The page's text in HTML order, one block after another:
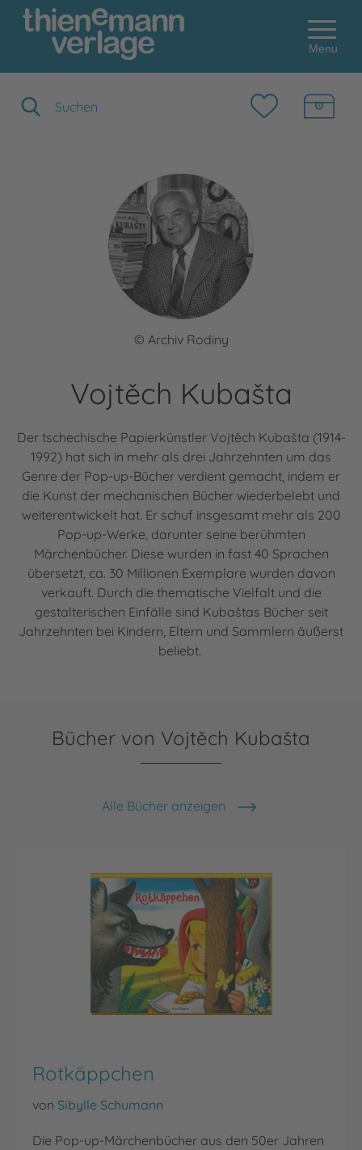
Menu
© Archiv Rodiny
Vojtěch Kubašta
Der tschechische Papierkünstler Vojtěch Kubašta (1914-
1992) hat sich in mehr als drei Jahrzehnten um das
Genre der Pop-up-Bücher verdient gemacht, indem er
die Kunst der mechanischen Bücher wiederbelebt und
weiterentwickelt hat. Er schuf insgesamt mehr als 200
Pop-up-Werke, darunter seine berühmten
Märchenbücher. Diese wurden in fast 40 Sprachen
übersetzt, ca. 30 Millionen Exemplare wurden davon
verkauft. Durch die thematische Vielfalt und die
gestalterischen Einfälle sind Kubaštas Bücher seit
Jahrzehnten bei Kindern, Eltern und Sammlern äußerst
beliebt.
Bücher von Vojtěch Kubašta
Alle Bücher anzeigen
Rotkäppchen
von Sibylle Schumann
Die Pop-up-Märchenbücher aus den 50er Jahren